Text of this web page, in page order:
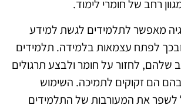
רחב של חומרי לימוד.
מאפשר לתלמידים לגשת למידע
לפתח עצמאות בלמידה. תלמידים
שלהם, לחזור על חומר ולבצע תרגולים
הם זקוקים לתמיכה. השימוש
לשפר את המעורבות של התלמידים